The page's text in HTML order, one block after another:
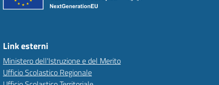
Link esterni
Ministero dell'Istruzione e del Merito
Ufficio Scolastico Regionale